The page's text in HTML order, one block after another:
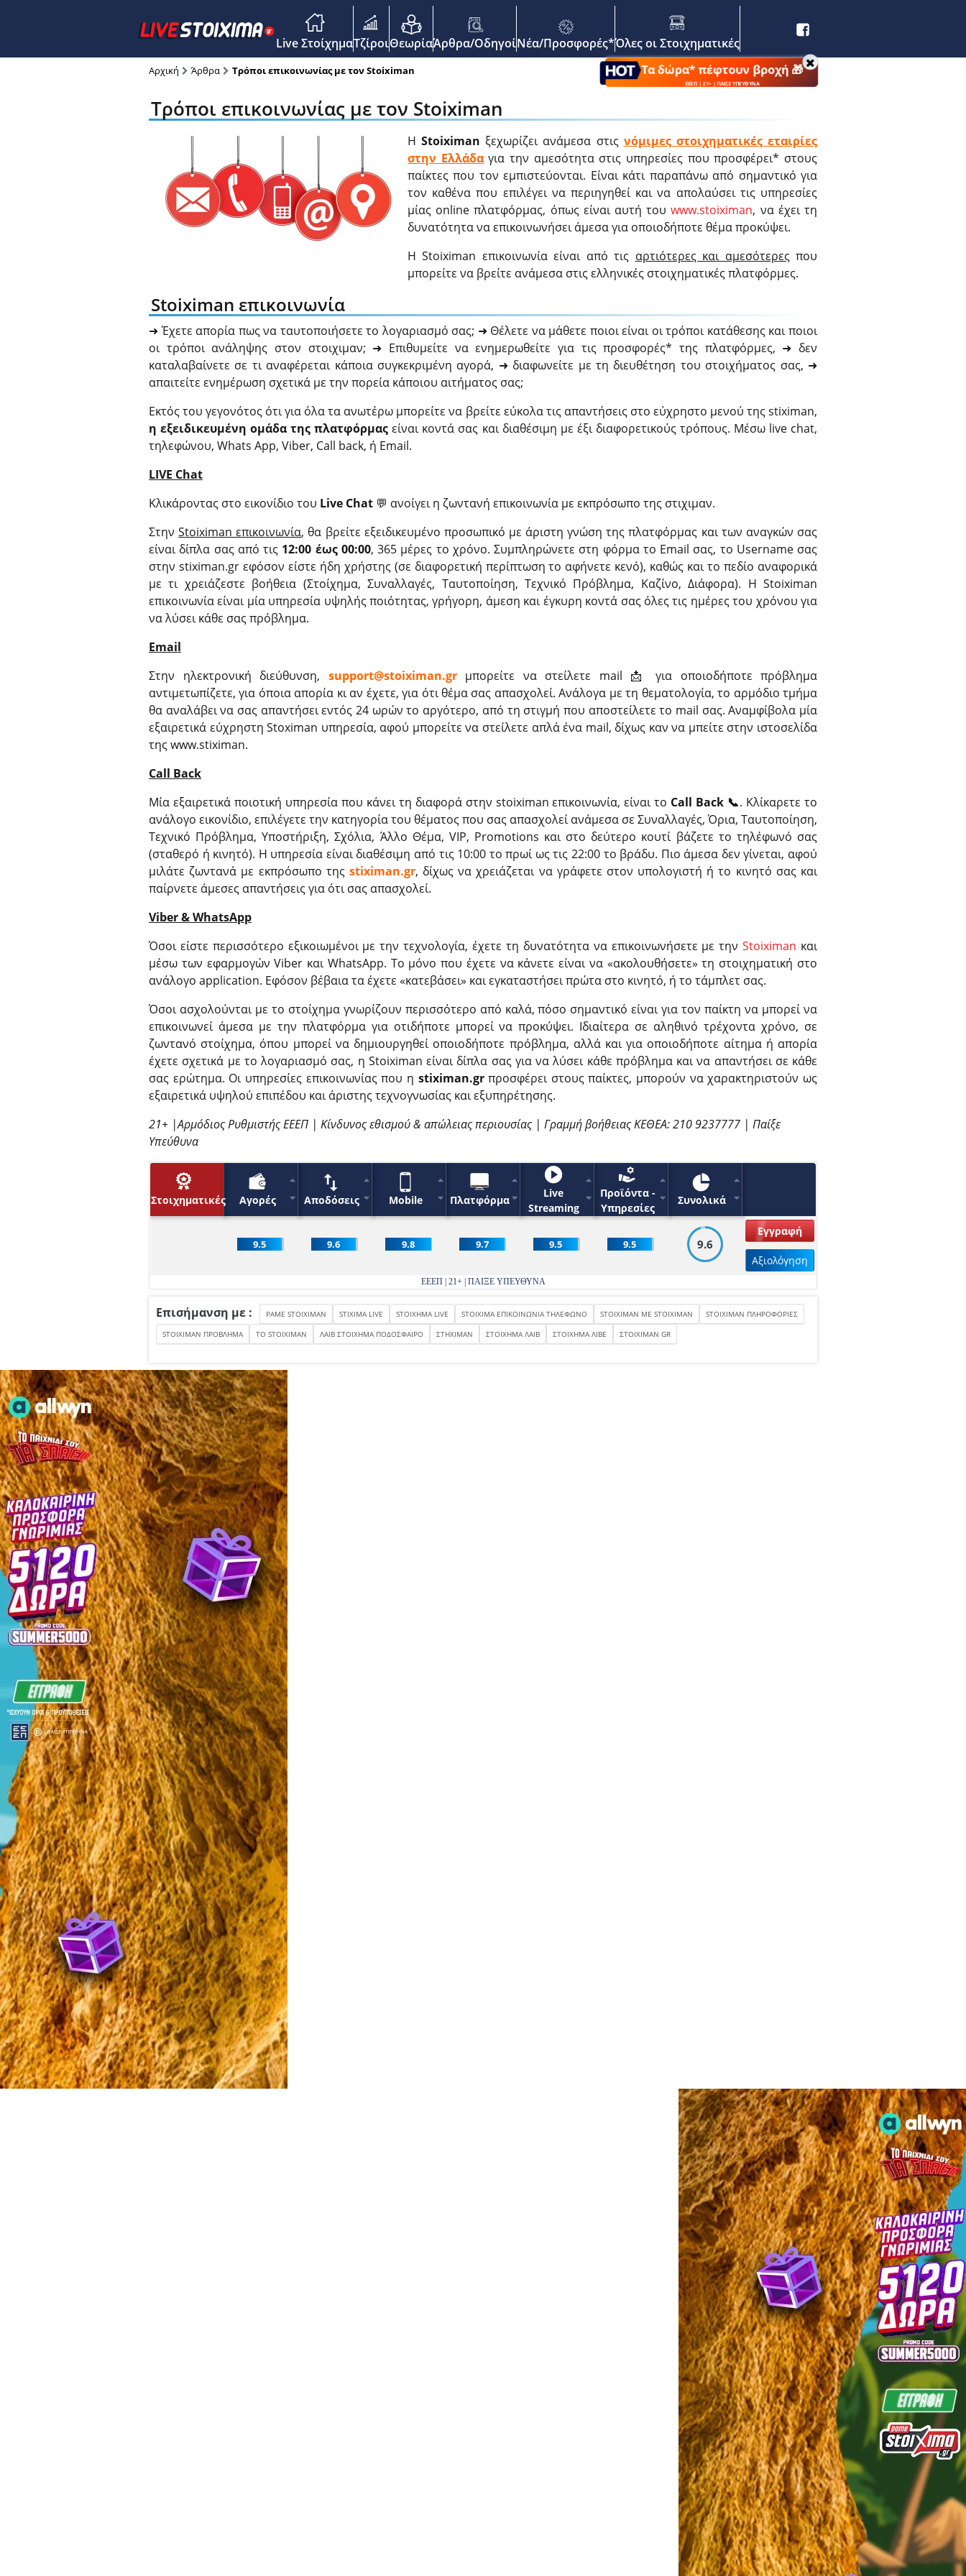
Main Menu
Live ΣτοίχημαΤζίροιΘεωρίαΆρθρα/ΟδηγοίΝέα/Προσφορές*Όλες οι Στοιχηματικές
Τα δώρα* πέφτουν βροχή 🎁
ΕΕΕΠ | 21+ | ΠΑΙΞΕ ΥΠΕΥΘΥΝΑ
Αρχική Άρθρα Τρόποι επικοινωνίας με τον Stoiximan
Τρόποι επικοινωνίας με τον Stoiximan
ΗStoiximan ξεχωρίζει ανάμεσα στις νόμιμες στοιχηματικές εταιρίες
στην Ελλάδαγια την αμεσότητα στις υπηρεσίες που προσφέρει* στους
παίκτες που τον εμπιστεύονται. Είναι κάτι παραπάνω από σημαντικό για
τον καθένα που επιλέγει να περιηγηθεί και να απολαύσει τις υπηρεσίες
μίας online πλατφόρμας, όπως είναι αυτή τουwww.stoiximan, να έχει τη
δυνατότητα να επικοινωνήσει άμεσα για οποιοδήποτε θέμα προκύψει.
Η Stoiximan επικοινωνία είναι από τις αρτιότερες και αμεσότερες που
μπορείτε να βρείτε ανάμεσα στις ελληνικές στοιχηματικές πλατφόρμες.
Stoiximan επικοινωνία
➜ Έχετε απορία πως να ταυτοποιήσετε το λογαριασμό σας; ➜ Θέλετε να μάθετε ποιοι είναι οι τρόποι κατάθεσης και ποιοι
οι τρόποι ανάληψης στον στοιχιμαν; ➜ Επιθυμείτε να ενημερωθείτε για τις προσφορές* της πλατφόρμες, ➜ δεν
καταλαβαίνετε σε τι αναφέρεται κάποια συγκεκριμένη αγορά, ➜ διαφωνείτε με τη διευθέτηση του στοιχήματος σας, ➜
απαιτείτε ενημέρωση σχετικά με την πορεία κάποιου αιτήματος σας;
Εκτός του γεγονότος ότι για όλα τα ανωτέρω μπορείτε να βρείτε εύκολα τις απαντήσεις στο εύχρηστο μενού της stiximan,
η εξειδικευμένη ομάδα της πλατφόρμας είναι κοντά σας και διαθέσιμη με έξι διαφορετικούς τρόπους. Μέσω live chat,
τηλεφώνου, Whats App, Viber, Call back, ή Email.
LIVE Chat
Κλικάροντας στο εικονίδιο του Live Chat 💬 ανοίγει η ζωντανή επικοινωνία με εκπρόσωπο της στιχιμαν.
ΣτηνStoiximan επικοινωνία, θα βρείτε εξειδικευμένο προσωπικό με άριστη γνώση της πλατφόρμας και των αναγκών σας
είναι δίπλα σας από τις 12:00 έως 00:00, 365 μέρες το χρόνο. Συμπληρώνετε στη φόρμα το Email σας, το Username σας
στην stiximan.gr εφόσον είστε ήδη χρήστης (σε διαφορετική περίπτωση το αφήνετε κενό), καθώς και το πεδίο αναφορικά
με τι χρειάζεστε βοήθεια (Στοίχημα, Συναλλαγές, Ταυτοποίηση, Τεχνικό Πρόβλημα, Καζίνο, Διάφορα). Η Stoiximan
επικοινωνία είναι μία υπηρεσία υψηλής ποιότητας, γρήγορη, άμεση και έγκυρη κοντά σας όλες τις ημέρες του χρόνου για
να λύσει κάθε σας πρόβλημα.
Email
Στην ηλεκτρονική διεύθυνση, support@stoiximan.grμπορείτε να στείλετε mail 📩 για οποιοδήποτε πρόβλημα
αντιμετωπίζετε, για όποια απορία κι αν έχετε, για ότι θέμα σας απασχολεί. Ανάλογα με τη θεματολογία, το αρμόδιο τμήμα
θα αναλάβει να σας απαντήσει εντός 24 ωρών το αργότερο, από τη στιγμή που αποστείλετε το mail σας. Αναμφίβολα μία
εξαιρετικά εύχρηστη Stoximan υπηρεσία, αφού μπορείτε να στείλετε απλά ένα mail, δίχως καν να μπείτε στην ιστοσελίδα
της www.stiximan.
Call Back
Μία εξαιρετικά ποιοτική υπηρεσία που κάνει τη διαφορά στην stoiximan επικοινωνία, είναι το Call Back 📞. Κλίκαρετε το
ανάλογο εικονίδιο, επιλέγετε την κατηγορία του θέματος που σας απασχολεί ανάμεσα σε Συναλλαγές, Όρια, Ταυτοποίηση,
Τεχνικό Πρόβλημα, Υποστήριξη, Σχόλια, Άλλο Θέμα, VIP, Promotions και στο δεύτερο κουτί βάζετε το τηλέφωνό σας
(σταθερό ή κινητό). Η υπηρεσία είναι διαθέσιμη από τις 10:00 το πρωί ως τις 22:00 το βράδυ. Πιο άμεσα δεν γίνεται, αφού
μιλάτε ζωντανά με εκπρόσωπο της stiximan.gr, δίχως να χρειάζεται να γράφετε στον υπολογιστή ή το κινητό σας και
παίρνετε άμεσες απαντήσεις για ότι σας απασχολεί.
Viber & WhatsApp
Όσοι είστε περισσότερο εξικοιωμένοι με την τεχνολογία, έχετε τη δυνατότητα να επικοινωνήσετε με τηνStoiximan και
μέσω των εφαρμογών Viber και WhatsApp. Το μόνο που έχετε να κάνετε είναι να «ακολουθήσετε» τη στοιχηματική στο
ανάλογο application. Εφόσον βέβαια τα έχετε «κατεβάσει» και εγκαταστήσει πρώτα στο κινητό, ή το τάμπλετ σας.
Όσοι ασχολούνται με το στοίχημα γνωρίζουν περισσότερο από καλά, πόσο σημαντικό είναι για τον παίκτη να μπορεί να
επικοινωνεί άμεσα με την πλατφόρμα για οτιδήποτε μπορεί να προκύψει. Ιδιαίτερα σε αληθινό τρέχοντα χρόνο, σε
ζωντανό στοίχημα, όπου μπορεί να δημιουργηθεί οποιοδήποτε πρόβλημα, αλλά και για οποιοδήποτε αίτημα ή απορία
έχετε σχετικά με το λογαριασμό σας, η Stoiximan είναι δίπλα σας για να λύσει κάθε πρόβλημα και να απαντήσει σε κάθε
σας ερώτημα. Οι υπηρεσίες επικοινωνίας που η stiximan.grπροσφέρει στους παίκτες, μπορούν να χαρακτηριστούν ως
εξαιρετικά υψηλού επιπέδου και άριστης τεχνογνωσίας και εξυπηρέτησης.
21+ |Αρμόδιος Ρυθμιστής ΕΕΕΠ | Κίνδυνος εθισμού & απώλειας περιουσίας | Γραμμή βοήθειας ΚΕΘΕΑ: 210 9237777 | Παίξε
Υπεύθυνα
Στοιχηματικές Αγορές Αποδόσεις Mobile Πλατφόρμα
Live
Streaming
Προϊόντα -
Υπηρεσίες
Συνολικά
9.5 9.6 9.8 9.7 9.5 9.5 9.6
Εγγραφή
Αξιολόγηση
ΕΕΕΠ | 21+ | ΠΑΙΞΕ ΥΠΕΥΘΥΝΑ
Επισήμανση με : PAME STOIXIMAN STIXIMA LIVE STOIXHMA LIVE STOIXIMA ΕΠΙΚΟΙΝΩΝΙΑ ΤΗΛΕΦΩΝΟ STOIXIMAN ME STOIXIMAN
STOIXIMAN ΠΛΗΡΟΦΟΡΙΕΣ
STOIXIMAN ΠΡΟΒΛΗΜΑ
TO STOIXIMAN ΛΑΙΒ ΣΤΟΙΧΗΜΑ ΠΟΔΟΣΦΑΙΡΟ ΣΤΗΧΙΜΑΝ ΣΤΟΙΧΗΜΑ ΛΑΙΒ ΣΤΟΙΧΗΜΑ ΛΙΒΕ ΣΤΟΙΧΙΜΑΝ GR